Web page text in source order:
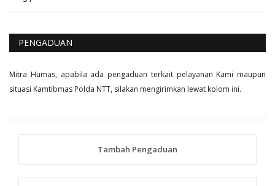
PENGADUAN
Mitra Humas, apabila ada pengaduan terkait pelayanan Kami maupun
situasi Kamtibmas Polda NTT, silakan mengirimkan lewat kolom ini.
Tambah Pengaduan